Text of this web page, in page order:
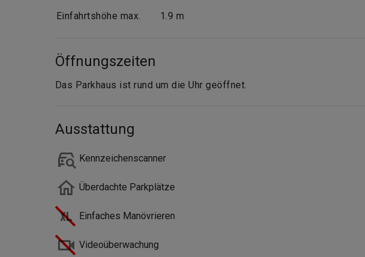
Einfahrtshöhe max. 1.9 m
Öffnungszeiten
Das Parkhaus ist rund um die Uhr geöffnet.
Ausstattung
Kennzeichenscanner
Überdachte Parkplätze
Einfaches Manövrieren
Videoüberwachung